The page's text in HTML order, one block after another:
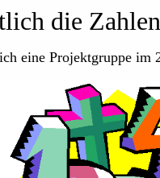
die
eine Projektgruppe im